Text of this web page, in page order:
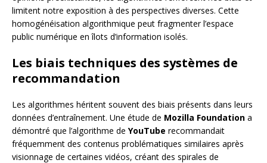
limitent notre exposition à des perspectives diverses. Cette
homogénéisation algorithmique peut fragmenter l’espace
public numérique en îlots d’information isolés.
Les biais techniques des systèmes de
recommandation
Les algorithmes héritent souvent des biais présents dans leurs
données d’entraînement. Une étude de Mozilla Foundation a
démontré que l’algorithme de YouTube recommandait
fréquemment des contenus problématiques similaires après
visionnage de certaines vidéos, créant des spirales de